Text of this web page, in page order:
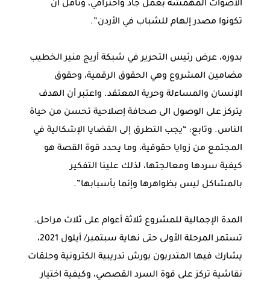
الأصوات المهمشة بعمل جاد واحترافي، ونأمل ان
تكونوا مصدر إلهام للشباب في الأردن”.
بدوره، عرض رئيس التحرير في شبكة أريج منير الخطيب
مضامين المشروع وهي الحقوق الرقمية، وحقوق
الإنسان والمساءلة وحرية المعتقد. واعتبر أن الهدف
يتركز على الوصول الى صحافة إصلاحية تحسن من حياة
الناس. وتابع: “يجب التطرق إلى القضايا الإشكالية في
المجتمع من زوايا حقوقية، وما يحدد قوة القصة هو
كيفية سردها ومعالجتها، لذلك علينا التفكير
بالمشاكل ليس بظواهرها وإنما بأسبابها”.
المدة الإجمالية للمشروع ثلاثة أعوام على ثلاث مراحل.
تستمر المرحلة الأولى حتى نهاية سبتمبر/ أيلول 2021،
يشارك فيها المتدربون بورش تدريبية الكترونية وحلقات
نقاشية تركز على قوة السرد القصصي، وكيفية اختيار